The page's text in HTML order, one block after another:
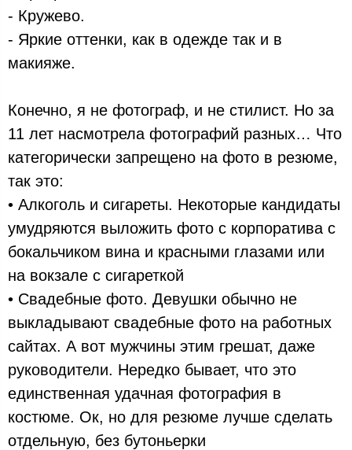
- Кружево.
- Яркие оттенки, как в одежде так и в
макияже.
Конечно, я не фотограф, и не стилист. Но за
11 лет насмотрела фотографий разных… Что
категорически запрещено на фото в резюме,
так это:
• Алкоголь и сигареты. Некоторые кандидаты
умудряются выложить фото с корпоратива с
бокальчиком вина и красными глазами или
на вокзале с сигареткой
• Свадебные фото. Девушки обычно не
выкладывают свадебные фото на работных
сайтах. А вот мужчины этим грешат, даже
руководители. Нередко бывает, что это
единственная удачная фотография в
костюме. Ок, но для резюме лучше сделать
отдельную, без бутоньерки